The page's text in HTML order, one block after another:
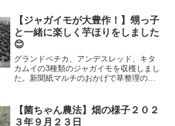
【ジャガイモが大豊作！】甥っ子
と一緒に楽しく芋ほりをしました
😊
グランドペチカ、アンデスレッド、キタ
カムイの3種類のジャガイモを収穫しまし
た。新聞紙マルチのおかげで草整理の手
ほりをしました。
【菌ちゃん農法】畑の様子２０２
３年９月２３日